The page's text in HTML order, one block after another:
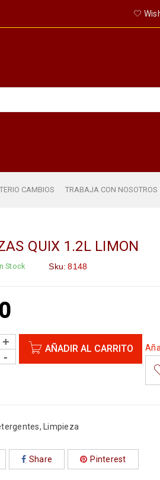
CAMBIOS TRABAJA CON NOSOTROS
QUIX 1.2L LIMON
Stock Sku: 8148
AÑADIR AL CARRITO
, Limpieza
Share Pinterest